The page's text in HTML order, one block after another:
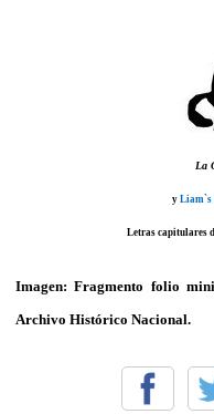
La
y Liam`s
Letras capitulares
Imagen: Fragmento folio
Archivo Histórico Nacional.